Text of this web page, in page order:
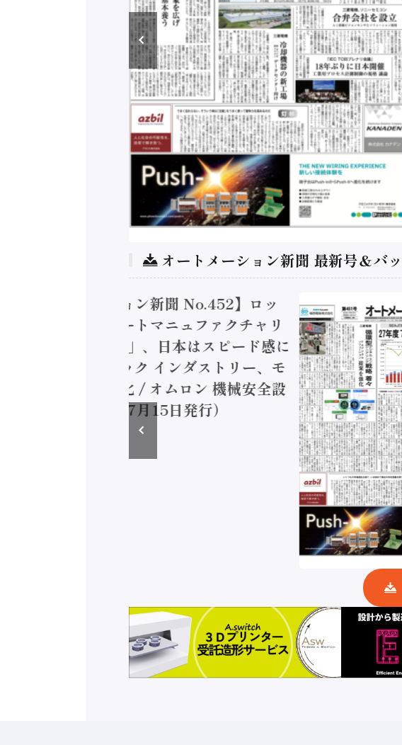
オートメーション新聞 最新号＆バ
トメーション新聞 No.452】ロッ
ル「スマートマニュファクチャリ
告書2026」、日本はスピード感に
パナソニック インダストリー、モ
ン事業強化 / オムロン 機械安全設
（2026年7月15日発行）